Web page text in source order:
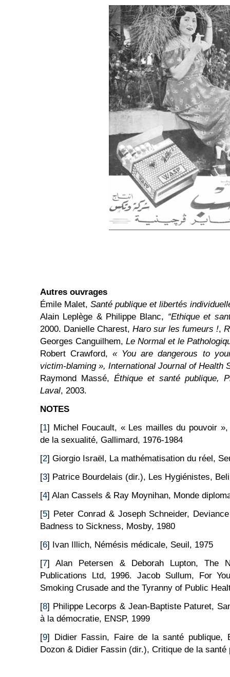
Autres ouvrages
Émile Malet, Santé publique et libertés
Alain Leplège & Philippe Blanc, “Ethique et
2000. Danielle Charest, Haro sur les fumeurs !,
Georges Canguilhem, Le Normal et le
Robert Crawford,« You are dangerous to
victim-blaming », International Journal of Health
Raymond Massé, Éthique et santé publique,
Laval, 2003.
NOTES
[1] Michel Foucault, « Les mailles du pouvoir
de la sexualité, Gallimard, 1976-1984
[2] Giorgio Israël, La mathématisation du réel,
[3] Patrice Bourdelais (dir.), Les Hygiénistes,
[4] Alan Cassels & Ray Moynihan, Monde
[5] Peter Conrad & Joseph Schneider,
Badness to Sickness, Mosby, 1980
[6] Ivan Illich, Némésis médicale, Seuil, 1975
[7] Alan Petersen & Deborah Lupton, The
Publications Ltd, 1996. Jacob Sullum, For
Smoking Crusade and the Tyranny of Public
[8] Philippe Lecorps & Jean-Baptiste Paturet,
à la démocratie, ENSP, 1999
[9] Didier Fassin, Faire de la santé publique,
Dozon & Didier Fassin (dir.), Critique de la santé